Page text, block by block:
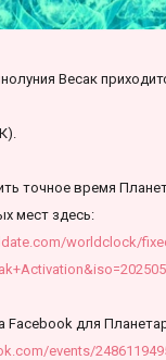
Весак
точное время
мест здесь:
worldclock/
Facebook для
events/